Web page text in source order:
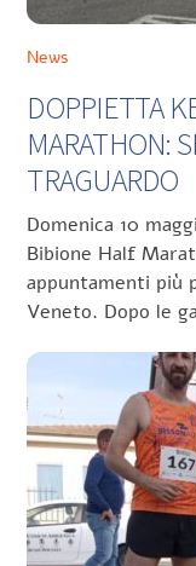
News
DOPPIETTA
MARATHON:
TRAGUARDO
Domenica 10
Bibione Half
appuntamenti più
Veneto. Dopo le